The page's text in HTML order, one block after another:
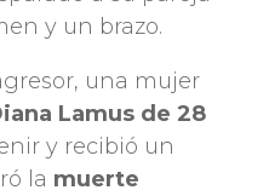
y un brazo.
una mujer
Lamus de 28
y recibió un
la muerte